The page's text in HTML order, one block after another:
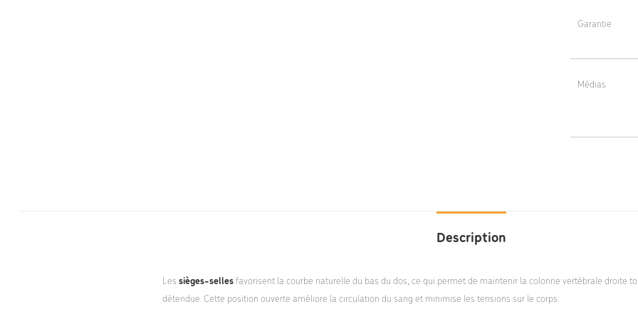
à 3° vers
Poids : 6,4 kg
Garantie
5 ans
Médias
Description
Les sièges-selles favorisent la courbe naturelle du bas du dos, ce qui permet de maintenir la colonne vertébrale droite
détendue. Cette position ouverte améliore la circulation du sang et minimise les tensions sur le corps.